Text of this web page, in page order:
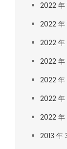
2022 年
2022 年
2022 年
2022 年
2022 年
2022 年
2022 年
2013 年